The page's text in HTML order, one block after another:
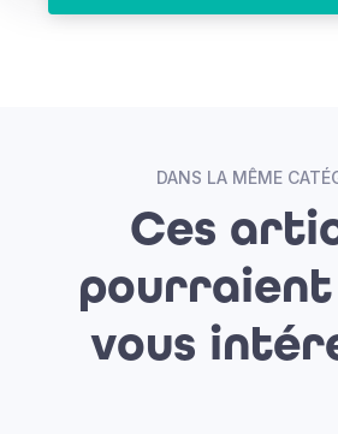
DANS LA MÊME
Ces
pourraient
vous